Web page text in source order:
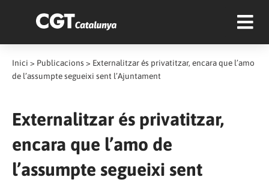
Inici > Publicacions > Externalitzar és privatitzar, encara que l’amo
de l’assumpte segueixi sent l’Ajuntament
Externalitzar és privatitzar,
encara que l’amo de
l’assumpte segueixi sent